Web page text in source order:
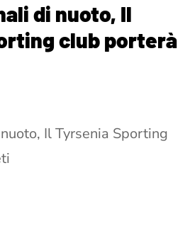
di nuoto, Il
club porterà
Il Tyrsenia Sporting